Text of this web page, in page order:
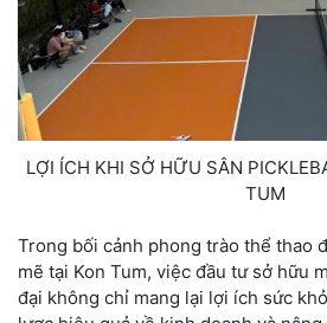
LỢI ÍCH KHI SỞ HỮU SÂN
TUM
Trong bối cảnh phong trào thể thao
mẽ tại Kon Tum, việc đầu tư sở hữu
đại không chỉ mang lại lợi ích sức